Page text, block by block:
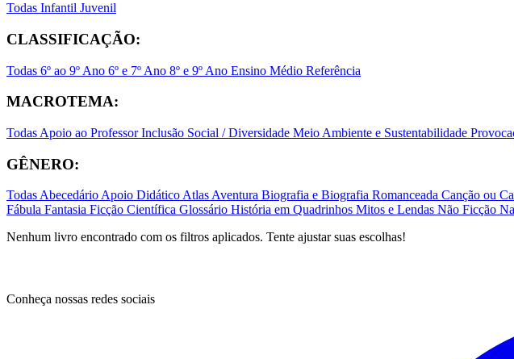
Todas Infantil Juvenil
CLASSIFICAÇÃO:
Todas 6º ao 9º Ano 6º e 7º Ano 8º e 9º Ano Ensino Médio Referência
MACROTEMA:
Todas Apoio ao ProfessorInclusão Social / Diversidade Meio Ambiente e Sustentabilidade
GÊNERO:
TodasAbecedárioApoio DidáticoAtlasAventura Biografia e Biografia Romanceada Canção ou
Fábula Fantasia Ficção Científica Glossário História em Quadrinhos Mitos e Lendas Não Ficção
Nenhum livro encontrado com os filtros aplicados. Tente ajustar suas escolhas!
Conheça nossas redes sociais